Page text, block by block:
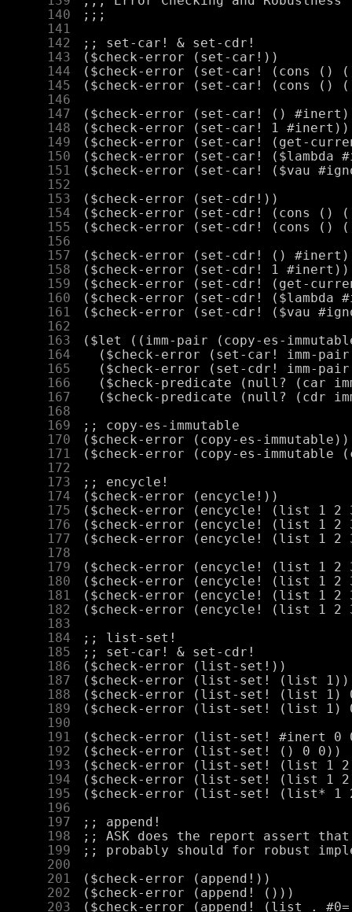
    140
    141
    142
    143
    144
    145
    146
    147
    148
    149
    150
    151
    152
    153
    154
    155
    156
    157
    158
    159
    160
    161
    162
    163
    164
    165
    166
    167
    168
    169
    170
    171
    172
    173
    174
    175
    176
    177
    178
    179
    180
    181
    182
    183
    184
    185
    186
    187
    188
    189
    190
    191
    192
    193
    194
    195
    196
    197
    198
    199
    200
    201
    202
    203